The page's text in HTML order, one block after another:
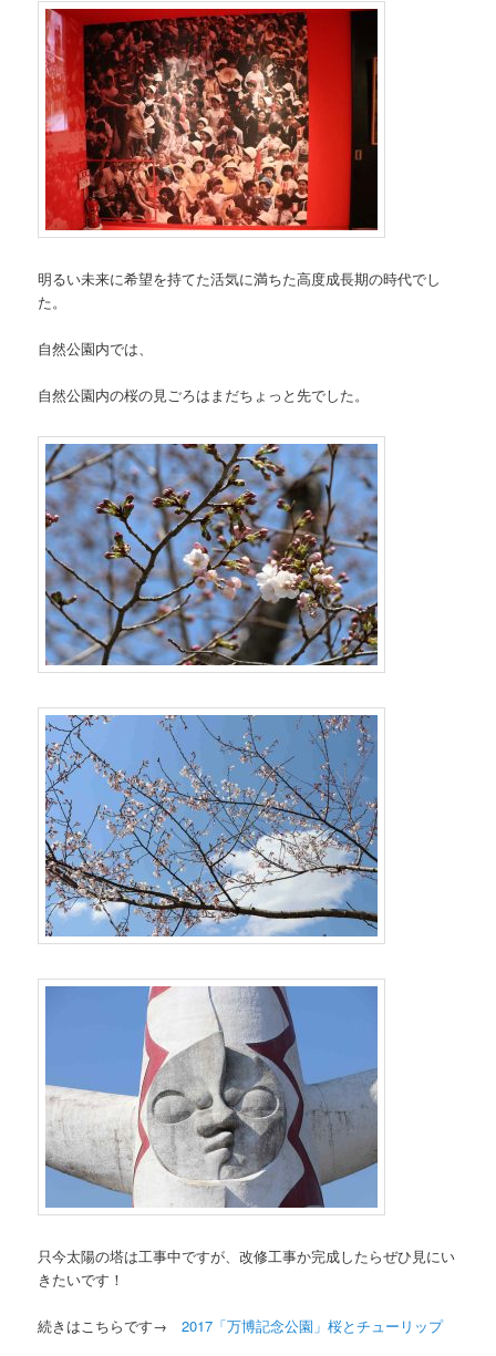
明るい未来に希望を持てた活気に満ちた高度成長期の時代でし
た。
自然公園内では、
自然公園内の桜の見ごろはまだちょっと先でした。
只今太陽の塔は工事中ですが、改修工事か完成したらぜひ見にい
きたいです！
続きはこちらです→2017「万博記念公園」桜とチューリップ